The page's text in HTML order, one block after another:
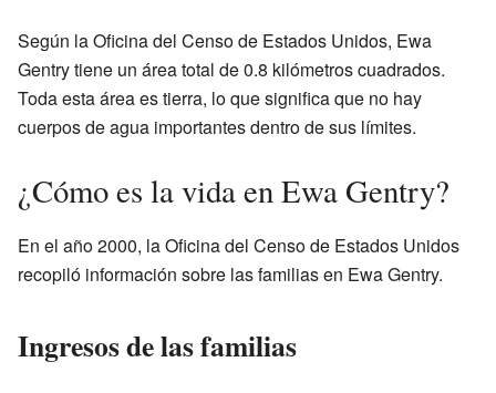
Según la Oficina del Censo de Estados Unidos, Ewa
Gentry tiene un área total de 0.8 kilómetros cuadrados.
Toda esta área es tierra, lo que significa que no hay
cuerpos de agua importantes dentro de sus límites.
¿Cómo es la vida en Ewa Gentry?
En el año 2000, la Oficina del Censo de Estados Unidos
recopiló información sobre las familias en Ewa Gentry.
Ingresos de las familias